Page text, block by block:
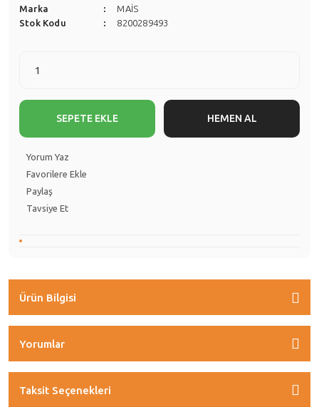
Marka
MAİS
Stok Kodu
8200289493
SEPETE EKLE HEMEN AL
Yorum Yaz
Paylaş
Tavsiye Et
Ürün Bilgisi
Yorumlar
Taksit Seçenekleri